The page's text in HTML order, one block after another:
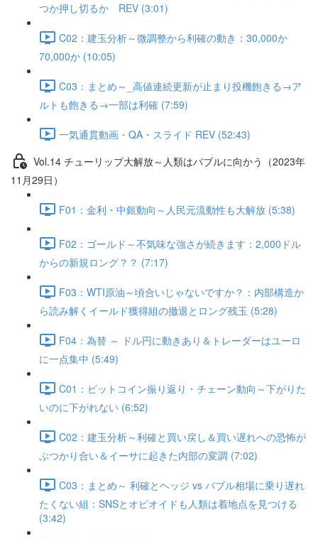
つか押し切るか REV (3:01)
C02：建玉分析～微調整から利確の動き：30,000か
70,000か (10:05)
C03：まとめ～_高値連続更新が止まり投機飽きる→ア
ルトも飽きる→一部は利確 (7:59)
一気通貫動画・QA・スライド REV (52:43)
Vol.14 チューリップ大解放～人類はバブルに向かう（2023年
11月29日）
F01：金利・中銀動向～人民元流動性も大解放 (5:38)
F02：ゴールド～不気味な強さが続きます：2,000ドル
からの新規ロング？？ (7:17)
F03：WTI原油～頃合いじゃないですか？：内部構造か
ら読み解くイールド獲得組の撤退とロング残玉 (5:28)
F04：為替 ～ ドル円に動きあり＆トレーダーはユーロ
に一点集中 (5:49)
C01：ビットコイン振り返り・チェーン動向～下がりた
いのに下がれない (6:52)
C02：建玉分析～利確と買い戻し＆買い遅れへの恐怖が
ぶつかり合い＆イーサに起きた内部の変調 (7:02)
C03：まとめ～ 利確とヘッジ vs バブル相場に乗り遅れ
たくない組：SNSとオピオイドも人類は着地点を見つける
(3:42)